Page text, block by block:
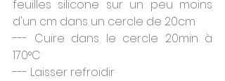
feuilles silicone sur un peu moins
d'un cm dans un cercle de 20cm
--- Cuire dans le cercle 20min à
170°C
--- Laisser refroidir